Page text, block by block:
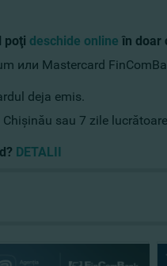
poţi deschide online în doar
или Mastercard
deja emis.
sau 7 zile
DETALII